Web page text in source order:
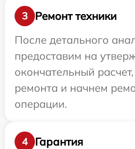
3
Ремонт техники
После детального
предоставим на
окончательный
ремонта и начнем
операции.
4
Гарантия